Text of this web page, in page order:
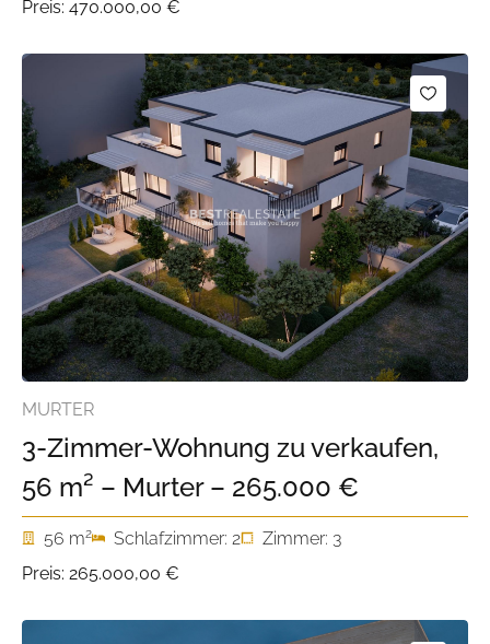
Preis: 470.000,00 €
MURTER
3-Zimmer-Wohnung zu verkaufen,
56 m² – Murter – 265.000 €
56 m2 Schlafzimmer: 2
Zimmer: 3
Preis: 265.000,00 €